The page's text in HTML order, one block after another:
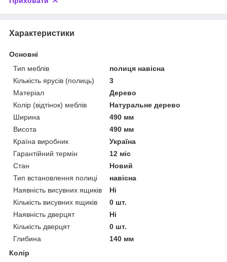
Характеристики
Основні
Тип меблів
полиця навісна
Кількість ярусів (полиць)
3
Матеріал
Дерево
Колір (відтінок) меблів
Натуральне дерево
Ширина
490 мм
Висота
490 мм
Країна виробник
Україна
Гарантійний термін
12 міс
Стан
Новий
Тип встановлення полиці
навісна
Наявність висувних ящиків
Ні
Кількість висувних ящиків
0 шт.
Наявність дверцят
Ні
Кількість дверцят
0 шт.
Глибина
140 мм
Колір